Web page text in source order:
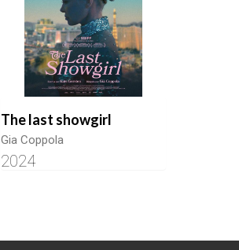
The last showgirl
Gia Coppola
2024